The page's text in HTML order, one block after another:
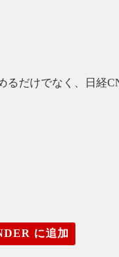
だけでなく、日経
に追加